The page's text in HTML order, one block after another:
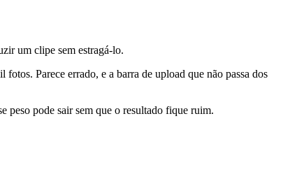
um clipe sem estragá-lo.
Parece errado, e a barra de upload que não passa dos
peso pode sair sem que o resultado fique ruim.